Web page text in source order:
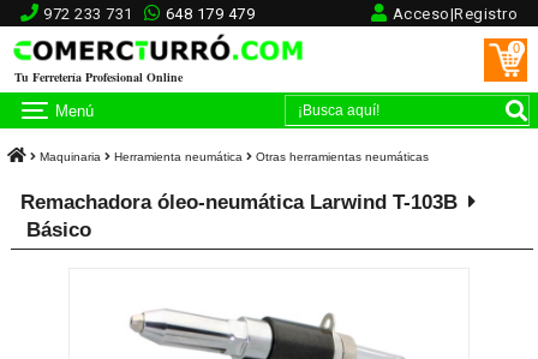
972 233 731 648 179 479 Acceso|Registro
Tu Ferretería Profesional Online
0
Menú
Maquinaria Herramienta neumática Otras herramientas neumáticas
Remachadora óleo-neumática Larwind T-103B
Básico